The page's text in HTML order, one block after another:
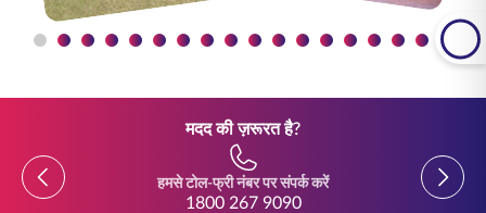
मदद की ज़रूरत है?
Previous
हमसे टोल-फ्री नंबर पर संपर्क करें
1800 267 9090
Previous